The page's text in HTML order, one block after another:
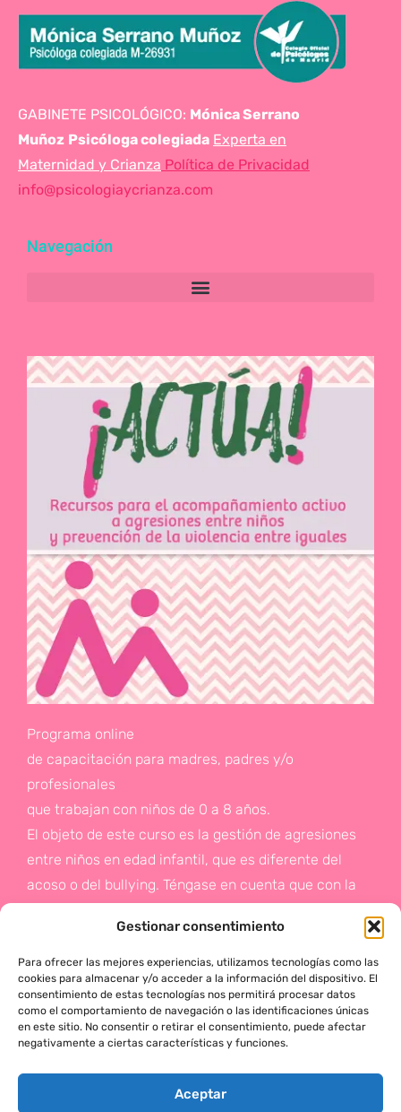
Gestionar consentimiento
Para ofrecer las mejores experiencias, utilizamos tecnologías como las
cookies para almacenar y/o acceder a la información del dispositivo. El
consentimiento de estas tecnologías nos permitirá procesar datos
como el comportamiento de navegación o las identificaciones únicas
en este sitio. No consentir o retirar el consentimiento, puede afectar
negativamente a ciertas características y funciones.
Aceptar
GABINETE PSICOLÓGICO: Mónica Serrano
Muñoz Psicóloga colegiada Experta en
Maternidad y Crianza Política de Privacidad
info@psicologiaycrianza.com
Navegación
Programa online
de capacitación para madres, padres y/o
profesionales
que trabajan con niños de 0 a 8 años.
El objeto de este curso es la gestión de agresiones
entre niños en edad infantil, que es diferente del
acoso o del bullying. Téngase en cuenta que con la
de la prevención a un problema que suele aparecer
en etapas posteriores como es el acoso.
Si deseas más información,
haz click en este enlace: